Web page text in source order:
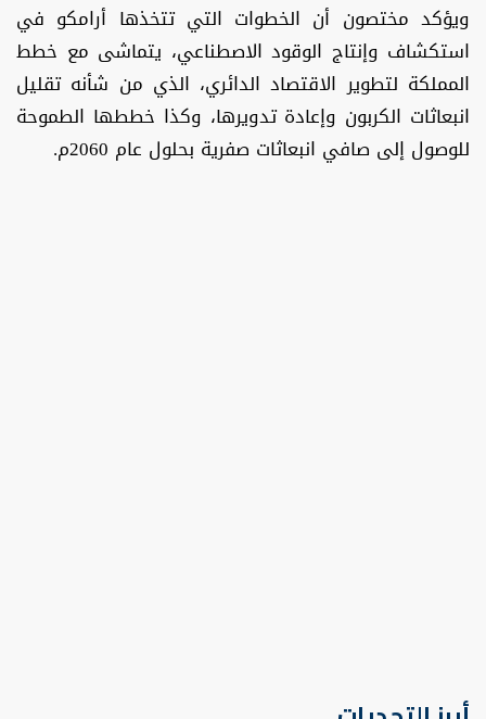
ويؤكد مختصون أن الخطوات التي تتخذها أرامكو في
استكشاف وإنتاج الوقود الاصطناعي، يتماشى مع خطط
المملكة لتطوير الاقتصاد الدائري، الذي من شأنه تقليل
انبعاثات الكربون وإعادة تدويرها، وكذا خططها الطموحة
للوصول إلى صافي انبعاثات صفرية بحلول عام 2060م.